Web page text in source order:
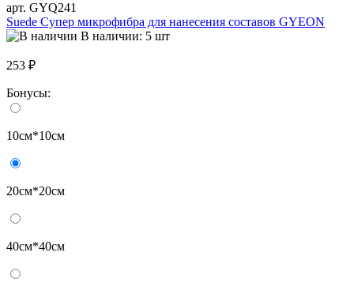
арт. GYQ241
Suede Супер микрофибра для нанесения составов GYEON
В наличии: 5 шт
253 ₽
Бонусы:
10см*10см
20см*20см
40см*40см